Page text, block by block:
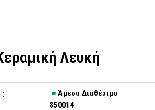
Λευκή
:
Άμεσα Διαθέσιμο
850014